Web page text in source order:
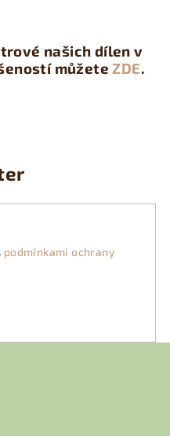
našich dílen v
můžeteZDE.
podmínkami ochrany